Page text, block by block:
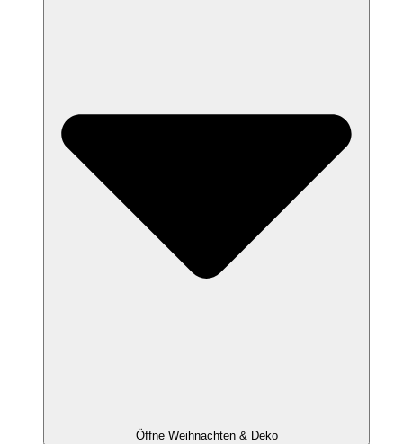
Öffne Weihnachten & Deko